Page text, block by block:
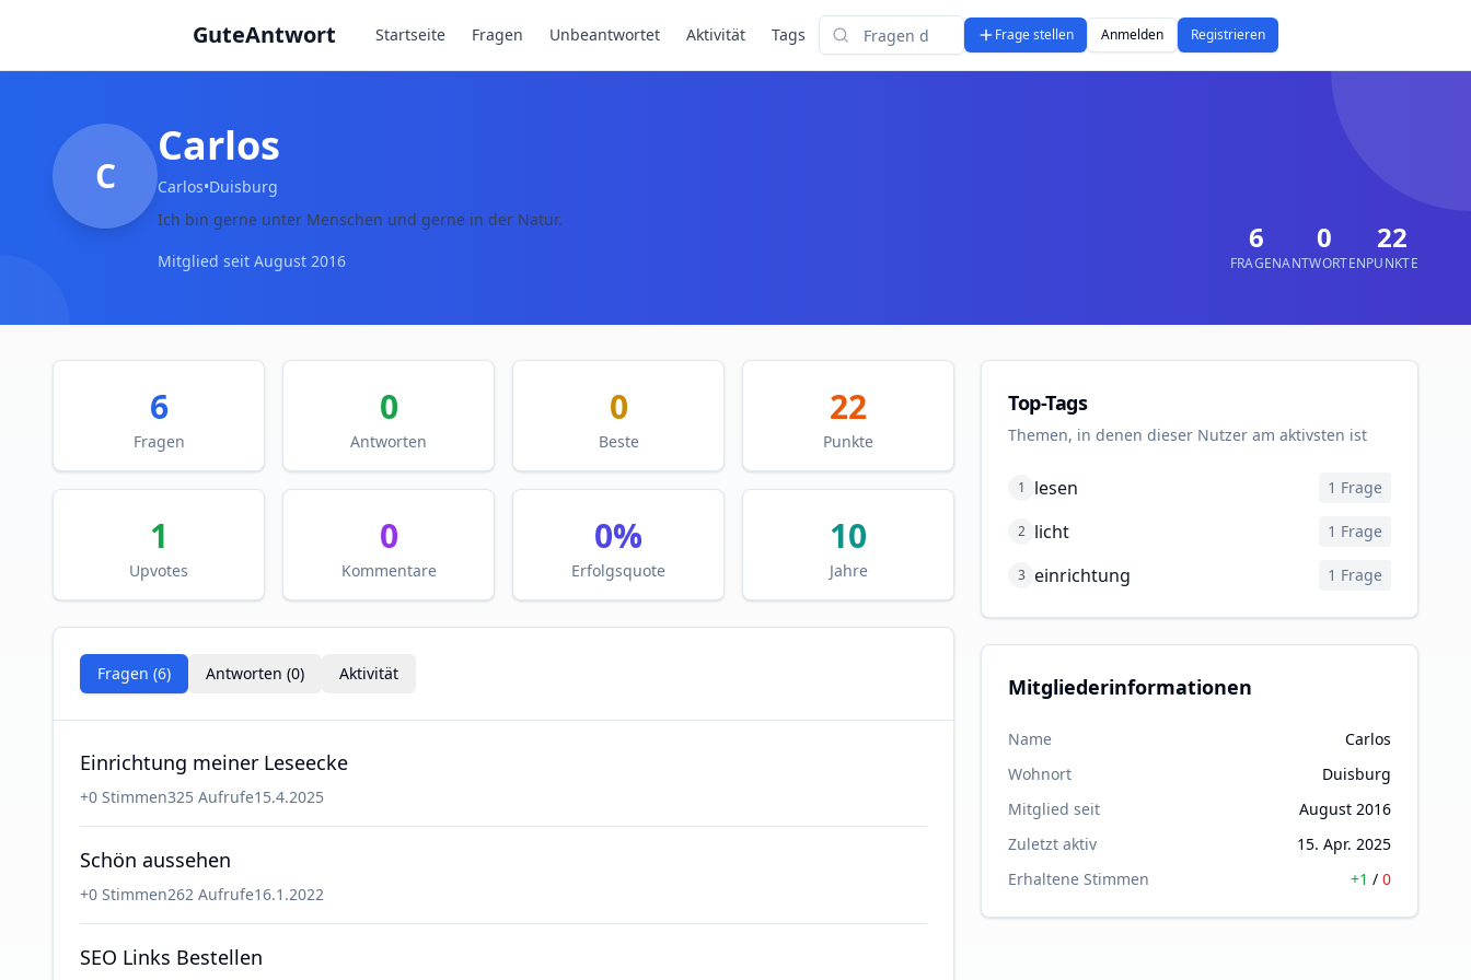
GuteAntwort Startseite Fragen Unbeantwortet Aktivität Tags
Suchen
Frage stellen Anmelden Registrieren
C
Carlos
Carlos•Duisburg
Ich bin gerne unter Menschen und gerne in der Natur.
Mitglied seit August 2016
6
FRAGEN
0
ANTWORTEN
22
PUNKTE
6
Fragen
0
Antworten
0
Beste
22
Punkte
1
Upvotes
0
Kommentare
0%
Erfolgsquote
10
Jahre
Fragen (6) Antworten (0) Aktivität
Einrichtung meiner Leseecke
+0 Stimmen325 Aufrufe15.4.2025
Schön aussehen
+0 Stimmen262 Aufrufe16.1.2022
SEO Links Bestellen
Top-Tags
Themen, in denen dieser Nutzer am aktivsten ist
1 lesen 1 Frage
2 licht 1 Frage
3 einrichtung 1 Frage
Mitgliederinformationen
Name
Carlos
Wohnort
Duisburg
Mitglied seit
August 2016
Zuletzt aktiv
15. Apr. 2025
Erhaltene Stimmen
+1 / 0